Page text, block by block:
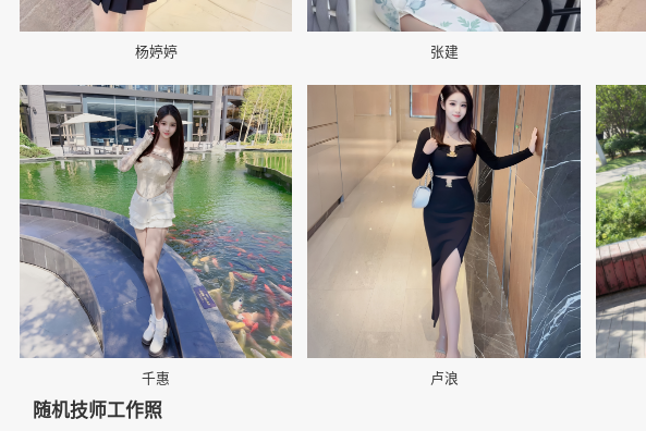
杨婷婷 张建
📷
千惠
📷
卢浪
📷
随机技师工作照